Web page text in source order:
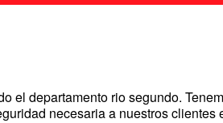
el departamento rio segundo.
necesaria a nuestros clientes